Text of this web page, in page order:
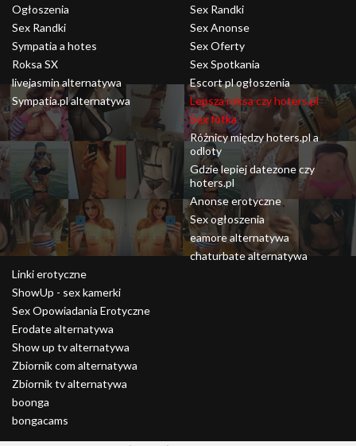
Ogłoszenia
Sex Randki
Sympatia a hotes
Roksa SX
livejasmin alternatywa
Sympatia.pl alternatywa
Sex Randki
Sex Anonse
Sex Oferty
Sex Spotkania
Escort pl ogłoszenia
Lepsza roksa czy hoters.pl
Sex fotka
Różnicy między hoters.pl a
odloty
Gdzie lepiej datezone czy
hoters.pl
Anonse erotyczne
Sex ogłoszenia
eamore alternatywa
chaturbate alternatywa
Linki erotyczne
ShowUp - sex kamerki
Sex Opowiadania Erotyczne
Erodate alternatywa
Show up tv alternatywa
Zbiornik com alternatywa
Zbiornik tv alternatywa
boonga
bongacams